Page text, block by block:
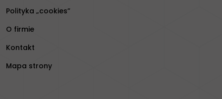
Polityka „cookies”
O firmie
Kontakt
Mapa strony